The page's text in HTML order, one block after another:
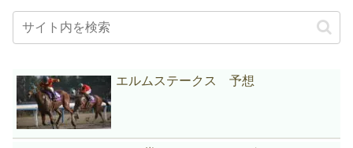
エルムステークス 予想